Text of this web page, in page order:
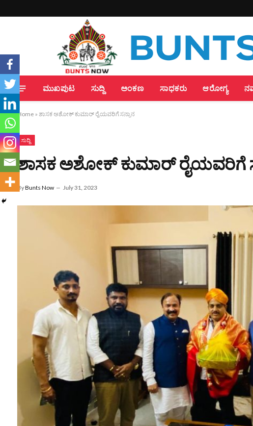
ಮುಖಪುಟ ಸುದ್ದಿ ಅಂಕಣ ಸಾಧಕರು ಆರೋಗ್ಯ
Home » ಶಾಸಕ ಅಶೋಕ್ ಕುಮಾರ್ ರೈಯವರಿಗೆ ಸನ್ಮಾನ
ಸುದ್ದಿ
ಶಾಸಕ ಅಶೋಕ್ ಕುಮಾರ್ ರೈಯವರಿಗೆ
ByBunts Now July 31, 2023